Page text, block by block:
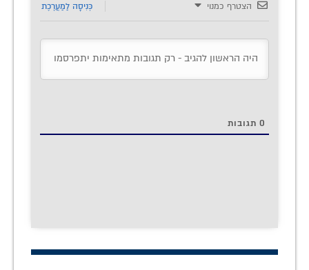
הצטרף כמנוי כְּנִיסָה לַמַעֲרֶכֶת
0 תגובות